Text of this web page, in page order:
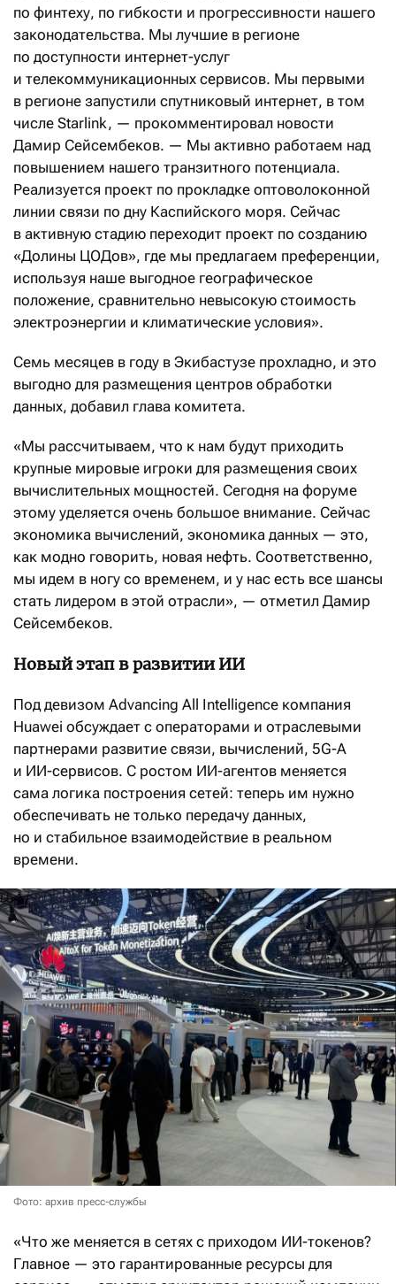
по финтеху, по гибкости и прогрессивности нашего
законодательства. Мы лучшие в регионе
по доступности интернет-услуг
и телекоммуникационных сервисов. Мы первыми
в регионе запустили спутниковый интернет, в том
числе Starlink, — прокомментировал новости
Дамир Сейсембеков. — Мы активно работаем над
повышением нашего транзитного потенциала.
Реализуется проект по прокладке оптоволоконной
линии связи по дну Каспийского моря. Сейчас
в активную стадию переходит проект по созданию
«Долины ЦОДов», где мы предлагаем преференции,
используя наше выгодное географическое
положение, сравнительно невысокую стоимость
электроэнергии и климатические условия».
Семь месяцев в году в Экибастузе прохладно, и это
выгодно для размещения центров обработки
данных, добавил глава комитета.
«Мы рассчитываем, что к нам будут приходить
крупные мировые игроки для размещения своих
вычислительных мощностей. Сегодня на форуме
этому уделяется очень большое внимание. Сейчас
экономика вычислений, экономика данных — это,
как модно говорить, новая нефть. Соответственно,
мы идем в ногу со временем, и у нас есть все шансы
стать лидером в этой отрасли», — отметил Дамир
Сейсембеков.
Новый этап в развитии ИИ
Под девизом Advancing All Intelligence компания
Huawei обсуждает с операторами и отраслевыми
партнерами развитие связи, вычислений, 5G-A
и ИИ-сервисов. С ростом ИИ-агентов меняется
сама логика построения сетей: теперь им нужно
обеспечивать не только передачу данных,
но и стабильное взаимодействие в реальном
времени.
Фото: архив пресс-службы
«Что же меняется в сетях с приходом ИИ-токенов?
Главное — это гарантированные ресурсы для